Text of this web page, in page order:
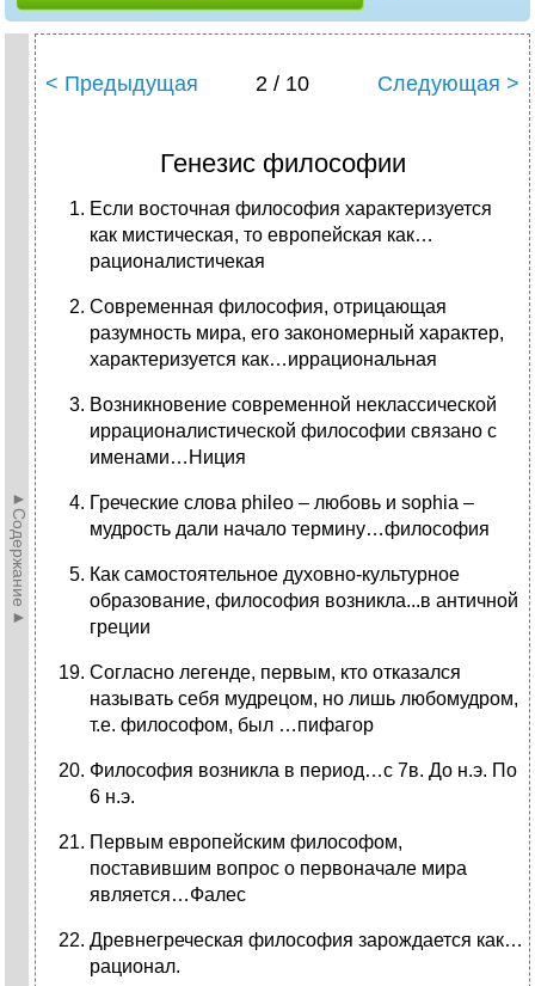
►Содержание►
< Предыдущая 2 / 10 Следующая >
Генезис философии
Если восточная философия характеризуется
как мистическая, то европейская как…
рационалистичекая
Современная философия, отрицающая
разумность мира, его закономерный характер,
характеризуется как…иррациональная
Возникновение современной неклассической
иррационалистической философии связано с
именами…Ниция
Греческие слова phileo – любовь и sophia –
мудрость дали начало термину…философия
Как самостоятельное духовно-культурное
образование, философия возникла...в античной
греции
Согласно легенде, первым, кто отказался
называть себя мудрецом, но лишь любомудром,
т.е. философом, был …пифагор
Философия возникла в период…с 7в. До н.э. По
6 н.э.
Первым европейским философом,
поставившим вопрос о первоначале мира
является…Фалес
Древнегреческая философия зарождается как…
рационал.